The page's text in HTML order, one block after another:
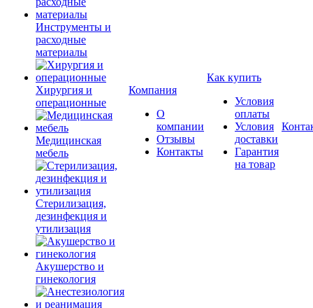
Инструменты и
расходные
материалы
Хирургия и
операционные
Медицинская
мебель
Стерилизация,
дезинфекция и
утилизация
Акушерство и
гинекология
Компания
О
компании
Отзывы
Контакты
Как купить
Условия
оплаты
Условия
доставки
Гарантия
на товар